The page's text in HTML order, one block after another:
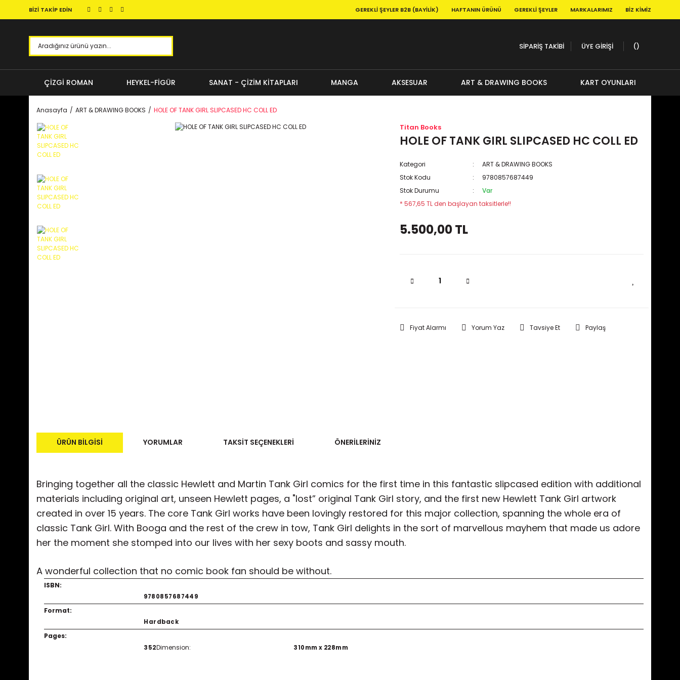
BİZİ TAKİP EDİN GEREKLI ŞEYLER B2B (BAYILIK) HAFTANIN ÜRÜNÜ GEREKLI ŞEYLER MARKALARIMIZ BIZ KIMIZ
SİPARİŞ TAKİBİ ÜYE GİRİŞİ
ÇİZGİ ROMAN HEYKEL-FİGÜR SANAT - ÇİZİM KİTAPLARI MANGA AKSESUAR ART & DRAWING BOOKS KART OYUNLARI
Anasayfa ART & DRAWING BOOKS HOLE OF TANK GIRL SLIPCASED HC COLL ED
Titan Books
HOLE OF TANK GIRL SLIPCASED HC COLL ED
Kategori
ART & DRAWING BOOKS
Stok Kodu
9780857687449
Stok Durumu
Var
* 567,65 TL den başlayan taksitlerle!!
5.500,00 TL
Fiyat Alarmı Yorum Yaz Tavsiye Et Paylaş
ÜRÜN BILGISI YORUMLAR TAKSIT SEÇENEKLERI ÖNERILERINIZ
Bringing together all the classic Hewlett and Martin Tank Girl comics for the first time in this fantastic slipcased edition with additional
materials including original art, unseen Hewlett pages, a "lost” original Tank Girl story, and the first new Hewlett Tank Girl artwork
created in over 15 years. The core Tank Girl works have been lovingly restored for this major collection, spanning the whole era of
classic Tank Girl. With Booga and the rest of the crew in tow, Tank Girl delights in the sort of marvellous mayhem that made us adore
her the moment she stomped into our lives with her sexy boots and sassy mouth.
A wonderful collection that no comic book fan should be without.
ISBN:
9780857687449
Format:
Hardback
Pages:
352Dimension: 310mm x 228mm